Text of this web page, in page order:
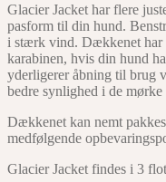
Glacier Jacket har flere
pasform til din hund.
i stærk vind. Dækkenet har
karabinen, hvis din hund
yderligerer åbning til brug
bedre synlighed i de mørke
Dækkenet kan nemt
medfølgende
Glacier Jacket findes i 3